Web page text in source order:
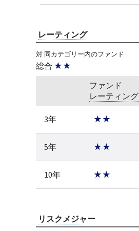
レーティング
対 同カテゴリー内のファンド
総合 ★★
ファンド
レーティング
3年 ★★
5年 ★★
10年 ★★
リスクメジャー